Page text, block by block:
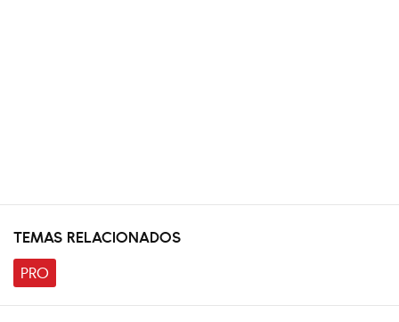
TEMAS RELACIONADOS
PRO